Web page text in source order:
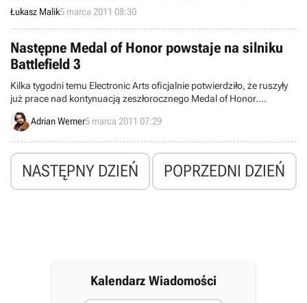
przygotowaliśmy.
Łukasz Malik5 marca 2011 08:30
Następne Medal of Honor powstaje na silniku
Battlefield 3
Kilka tygodni temu Electronic Arts oficjalnie potwierdziło, że ruszyły
już prace nad kontynuacją zeszłorocznego Medal of Honor.
Najnowsze wieści wskazują na to, że gra działać będzie na tym
samym silniku graficznym co Battlefield 3.
Adrian Werner5 marca 2011 07:29
NASTĘPNY DZIEŃ POPRZEDNI DZIEŃ
Kalendarz Wiadomości